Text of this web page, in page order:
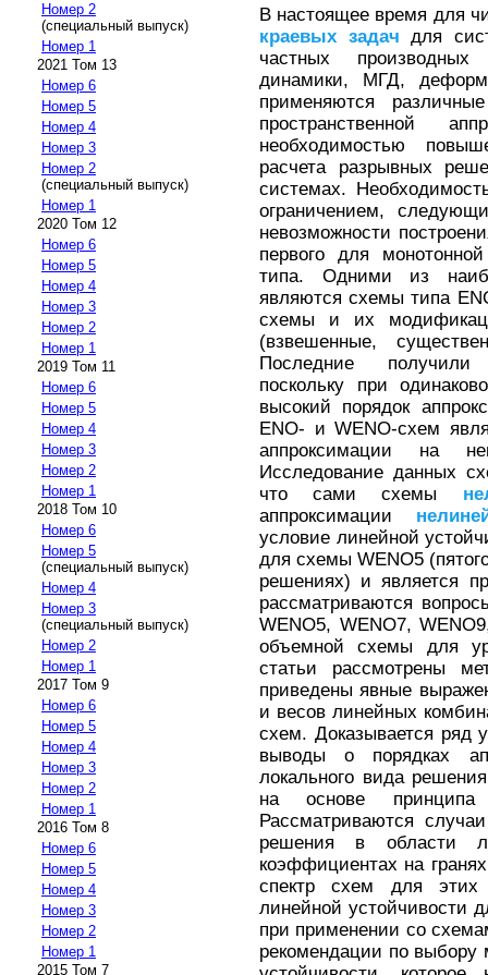
Номер 2
(специальный выпуск)
Номер 1
2021 Том 13
Номер 6
Номер 5
Номер 4
Номер 3
Номер 2
(специальный выпуск)
Номер 1
2020 Том 12
Номер 6
Номер 5
Номер 4
Номер 3
Номер 2
Номер 1
2019 Том 11
Номер 6
Номер 5
Номер 4
Номер 3
Номер 2
Номер 1
2018 Том 10
Номер 6
Номер 5
(специальный выпуск)
Номер 4
Номер 3
(специальный выпуск)
Номер 2
Номер 1
2017 Том 9
Номер 6
Номер 5
Номер 4
Номер 3
Номер 2
Номер 1
2016 Том 8
Номер 6
Номер 5
Номер 4
Номер 3
Номер 2
Номер 1
2015 Том 7
В настоящее время для
краевых задач для
частных
динамики, МГД,
применяются
пространственной
необходимостью
расчета разрывных
системах.
ограничением,
невозможности
первого для
типа. Одними из
являются схемы типа
схемы и их
(взвешенные,
Последние получили
поскольку при
высокий порядок
ENO- и WENO-схем
аппроксимации на
Исследование данных
что сами схемы
аппроксимации
условие линейной
для схемы WENO5
решениях) и является
рассматриваются
WENO5, WENO7,
объемной схемы для
статьи рассмотрены
приведены явные
и весов линейных
схем. Доказывается ряд
выводы о порядках
локального вида
на основе принципа
Рассматриваются
решения в области
коэффициентах на
спектр схем для этих
линейной устойчивости
при применении со
рекомендации по выбору